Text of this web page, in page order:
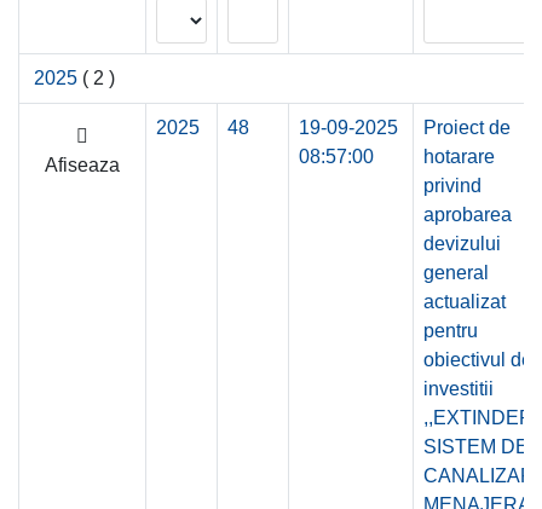
2025 ( 2 )
Afiseaza
2025 48
19-09-2025
08:57:00
Proiect de
hotarare
privind
aprobarea
devizului
general
actualizat
pentru
obiectivul de
investitii
SISTEM DE
MENAJERA